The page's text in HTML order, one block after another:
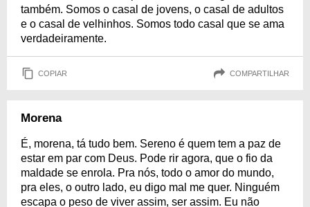
também. Somos o casal de jovens, o casal de adultos
e o casal de velhinhos. Somos todo casal que se ama
verdadeiramente.
COPIAR COMPARTILHAR
Morena
É, morena, tá tudo bem. Sereno é quem tem a paz de
estar em par com Deus. Pode rir agora, que o fio da
maldade se enrola. Pra nós, todo o amor do mundo,
pra eles, o outro lado, eu digo mal me quer. Ninguém
escapa o peso de viver assim, ser assim. Eu não